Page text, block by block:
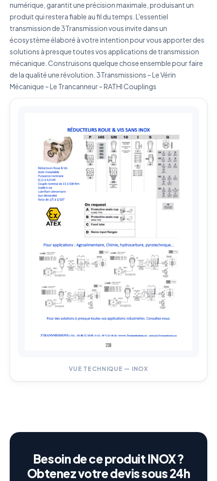
numérique, garantit une précision maximale, produisant un
produit qui restera fiable au fil du temps. L'essentiel
transmission de 3Transmission vous invite dans un
écosystème élaboré à votre intention pour vous apporter des
solutions à presque toutes vos applications de transmission
mécanique. Construisons quelque chose ensemble pour faire
de la qualité une révolution. 3Transmissions – Le Vérin
Mécanique – Le Trancanneur – RATHI Couplings
VUE TECHNIQUE — INOX
Besoin de ce produit INOX ?
Obtenez votre devis sous 24h
J'accepte que mes données soient utilisées pour traiter
ma demande.Politique de confidentialité
Envoyer ma demande de devis
Vos données sont protégées et ne seront jamais
partagées